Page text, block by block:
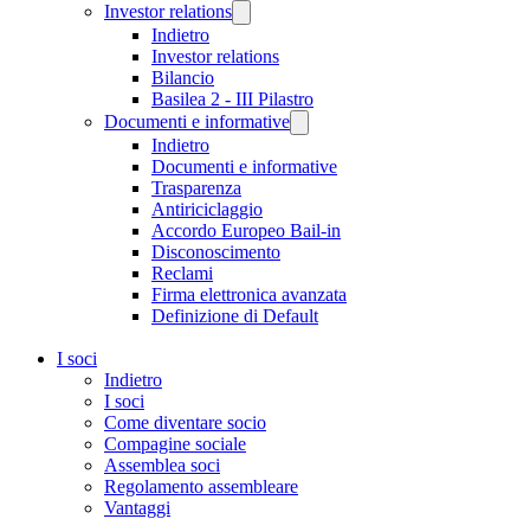
Investor relations
Indietro
Investor relations
Bilancio
Basilea 2 - III Pilastro
Documenti e informative
Indietro
Documenti e informative
Trasparenza
Antiriciclaggio
Accordo Europeo Bail-in
Disconoscimento
Reclami
Firma elettronica avanzata
Definizione di Default
I soci
Indietro
I soci
Come diventare socio
Compagine sociale
Assemblea soci
Regolamento assembleare
Vantaggi